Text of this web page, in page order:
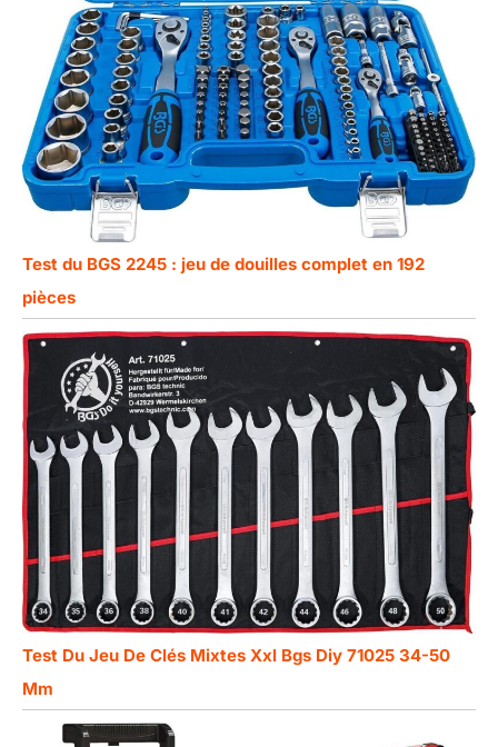
Test du BGS 2245 : jeu de douilles complet en 192
pièces
Test Du Jeu De Clés Mixtes Xxl Bgs Diy 71025 34-50
Mm